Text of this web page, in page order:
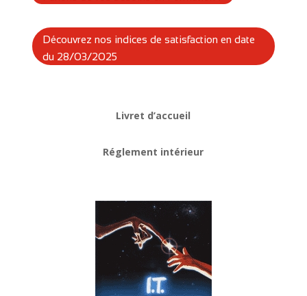
Découvrez nos indices de satisfaction en date
du 28/03/2025
Livret d’accueil
Réglement intérieur